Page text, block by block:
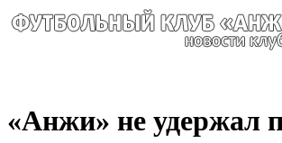
«Анжи» не удержал